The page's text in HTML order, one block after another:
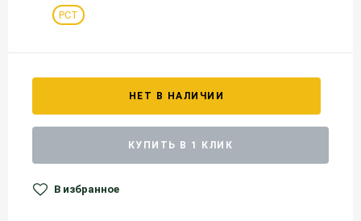
РСТ
НЕТ В НАЛИЧИИ
КУПИТЬ В 1 КЛИК
В избранное